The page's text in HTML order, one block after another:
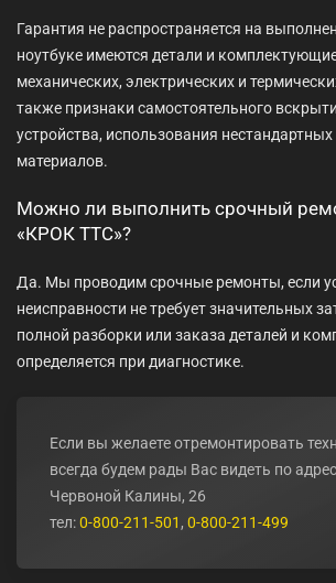
Гарантия не распространяется на
ноутбуке имеются детали и
механических, электрических и
также признаки самостоятельного
устройства, использования нестандартных
материалов.
Можно ли выполнить срочный
«КРОК ТТС»?
Да. Мы проводим срочные ремонты, если
неисправности не требует значительных
полной разборки или заказа деталей и
определяется при диагностике.
Если вы желаете отремонтировать
всегда будем рады Вас видеть по
Червоной Калины, 26
тел:0-800-211-501 , 0-800-211-499